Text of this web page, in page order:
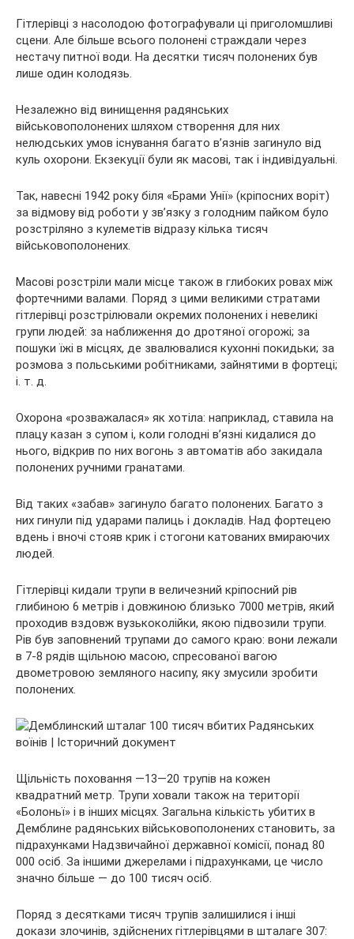
Гітлерівці з насолодою фотографували ці приголомшливі
сцени. Але більше всього полонені страждали через
нестачу питної води. На десятки тисяч полонених був
лише один колодязь.
Незалежно від винищення радянських
військовополонених шляхом створення для них
нелюдських умов існування багато в’язнів загинуло від
куль охорони. Екзекуції були як масові, так і індивідуальні.
Так, навесні 1942 року біля «Брами Унії» (кріпосних воріт)
за відмову від роботи у зв’язку з голодним пайком було
розстріляно з кулеметів відразу кілька тисяч
військовополонених.
Масові розстріли мали місце також в глибоких ровах між
фортечними валами. Поряд з цими великими стратами
гітлерівці розстрілювали окремих полонених і невеликі
групи людей: за наближення до дротяної огорожі; за
пошуки їжі в місцях, де звалювалися кухонні покидьки; за
розмова з польськими робітниками, зайнятими в фортеці;
і. т. д.
Охорона «розважалася» як хотіла: наприклад, ставила на
плацу казан з супом і, коли голодні в’язні кидалися до
нього, відкрив по них вогонь з автоматів або закидала
полонених ручними гранатами.
Від таких «забав» загинуло багато полонених. Багато з
них гинули під ударами палиць і докладів. Над фортецею
вдень і вночі стояв крик і стогони катованих вмираючих
людей.
Гітлерівці кидали трупи в величезний кріпосний рів
глибиною 6 метрів і довжиною близько 7000 метрів, який
проходив вздовж вузькоколійки, якою підвозили трупи.
Рів був заповнений трупами до самого краю: вони лежали
в 7-8 рядів щільною масою, спресованої вагою
двометровою земляного насипу, яку змусили зробити
полонених.
Щільність поховання —13—20 трупів на кожен
квадратний метр. Трупи ховали також на території
«Болоньї» і в інших місцях. Загальна кількість убитих в
Демблине радянських військовополонених становить, за
підрахунками Надзвичайної державної комісії, понад 80
000 осіб. За іншими джерелами і підрахунками, це число
значно більше — до 100 тисяч осіб.
Поряд з десятками тисяч трупів залишилися і інші
докази злочинів, здійснених гітлерівцями в шталаге 307: